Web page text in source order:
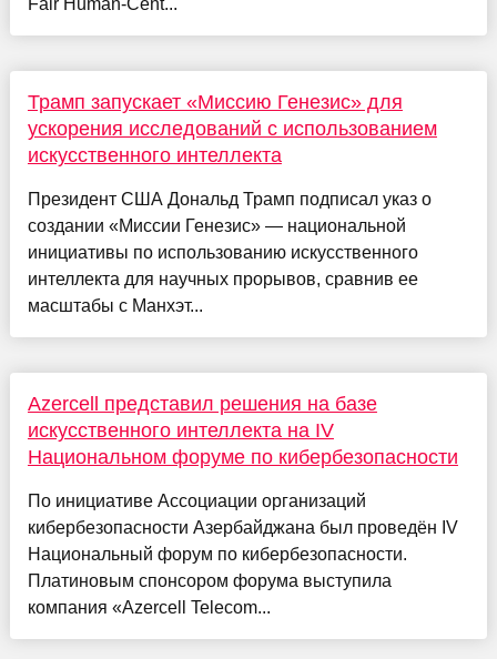
Трамп запускает «Миссию Генезис» для
ускорения исследований с использованием
искусственного интеллекта
Президент США Дональд Трамп подписал указ о
создании «Миссии Генезис» — национальной
инициативы по использованию искусственного
интеллекта для научных прорывов, сравнив ее
масштабы с Манхэт...
Azercell представил решения на базе
искусственного интеллекта на IV
Национальном форуме по кибербезопасности
По инициативе Ассоциации организаций
кибербезопасности Азербайджана был проведён IV
Национальный форум по кибербезопасности.
Платиновым спонсором форума выступила
компания «Azercell Telecom...